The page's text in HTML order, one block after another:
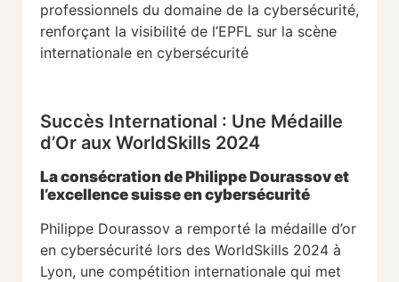
professionnels du domaine de la cybersécurité,
renforçant la visibilité de l’EPFL sur la scène
internationale en cybersécurité​
Succès International : Une Médaille
d’Or aux WorldSkills 2024
La consécration de Philippe Dourassov et
l’excellence suisse en cybersécurité
Philippe Dourassov a remporté la médaille d’or
en cybersécurité lors des WorldSkills 2024 à
Lyon, une compétition internationale qui met